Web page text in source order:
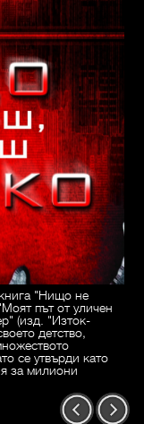
"Нищо не
път от уличен
(изд. "Изток-
детство,
се утвърди като
за милиони